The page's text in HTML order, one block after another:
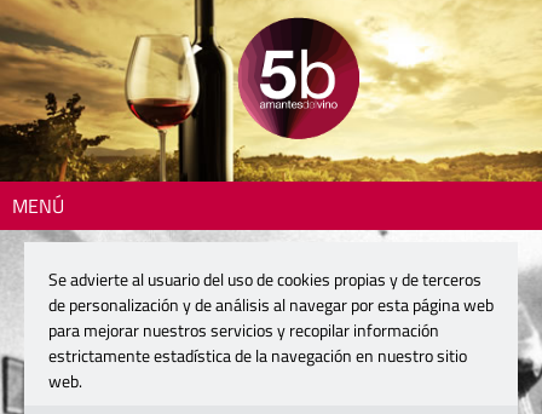
MENÚ
Se advierte al usuario del uso de cookies propias y de terceros
de personalización y de análisis al navegar por esta página web
para mejorar nuestros servicios y recopilar información
estrictamente estadística de la navegación en nuestro sitio
web.